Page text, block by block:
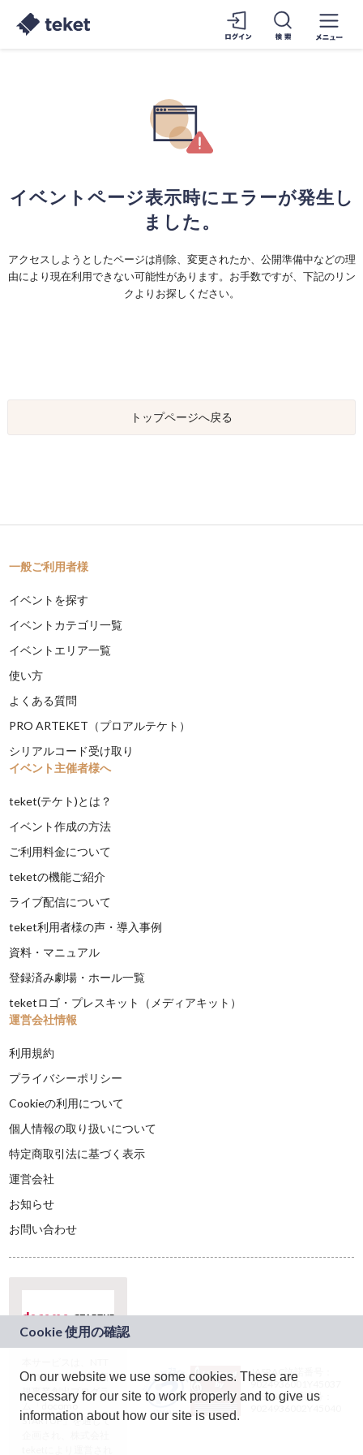
イベントページ表示時にエラーが発生し
ました。
アクセスしようとしたページは削除、変更されたか、公開準備中などの理
由により現在利用できない可能性があります。お手数ですが、下記のリン
クよりお探しください。
トップページへ戻る
一般ご利用者様
イベントを探す
イベントカテゴリ一覧
イベントエリア一覧
使い方
よくある質問
PRO ARTEKET（プロアルテケト）
シリアルコード受け取り
イベント主催者様へ
teket(テケト)とは？
イベント作成の方法
ご利用料金について
teketの機能ご紹介
ライブ配信について
teket利用者様の声・導入事例
資料・マニュアル
登録済み劇場・ホール一覧
teketロゴ・プレスキット（メディアキット）
運営会社情報
利用規約
プライバシーポリシー
Cookieの利用について
個人情報の取り扱いについて
特定商取引法に基づく表示
運営会社
お知らせ
お問い合わせ
ドコモグループの新
規事業創出プログラ
ム「docomo
STARTUP」を通じて
JASRAC許諾番号：
9024936001Y45037
JASRAC許諾番号：
On our website we use some cookies. These are
necessary for our site to work properly and to give us
information about how our site is used.